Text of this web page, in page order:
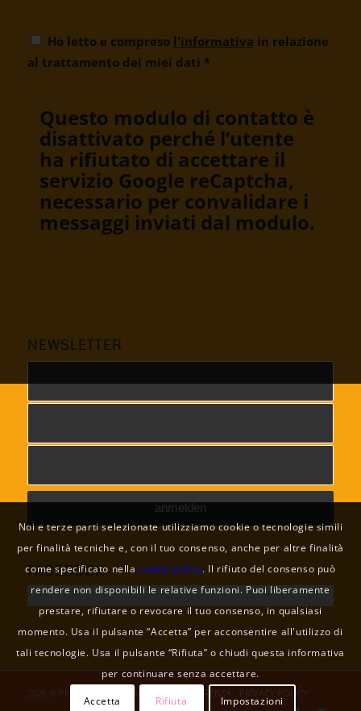
Ho letto e compreso l'informativa in relazione
al trattamento dei miei dati *
Questo modulo di contatto è
disattivato perché l’utente
ha rifiutato di accettare il
servizio Google reCaptcha,
necessario per convalidare i
messaggi inviati dal modulo.
NEWSLETTER
FACEBOOK
2026 © PRONEPAL / COLOPHON TRASPARENZA/ PRIVACY POLICY
Noi e terze parti selezionate utilizziamo cookie o tecnologie simili
per finalità tecniche e, con il tuo consenso, anche per altre finalità
come specificato nellacookie policy. Il rifiuto del consenso può
rendere non disponibili le relative funzioni. Puoi liberamente
prestare, rifiutare o revocare il tuo consenso, in qualsiasi
momento. Usa il pulsante “Accetta” per acconsentire all'utilizzo di
tali tecnologie. Usa il pulsante “Rifiuta” o chiudi questa informativa
per continuare senza accettare.
Accetta Rifiuta Impostazioni